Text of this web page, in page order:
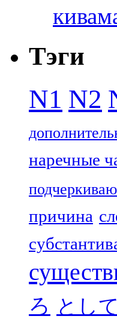
Тэги
N1 N2
наречные
причина
ろ として